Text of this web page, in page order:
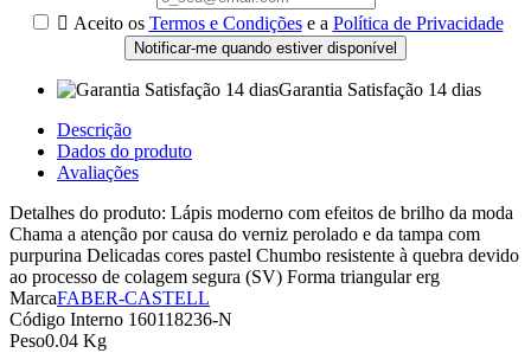
 Aceito os Termos e Condiçõese a Política de Privacidade
Notificar-me quando estiver disponível
Garantia Satisfação 14 dias
Descrição
Dados do produto
Avaliações
Detalhes do produto: Lápis moderno com efeitos de brilho da moda
Chama a atenção por causa do verniz perolado e da tampa com
purpurina Delicadas cores pastel Chumbo resistente à quebra devido
ao processo de colagem segura (SV) Forma triangular erg
MarcaFABER-CASTELL
Código Interno 160118236-N
Peso0.04 Kg